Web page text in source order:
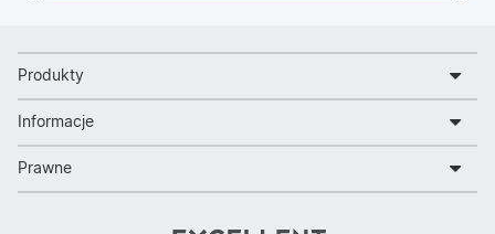
Produkty
Informacje
Prawne